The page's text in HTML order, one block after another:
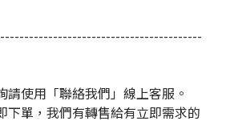
請使用「聯絡我們」線上客服。
下單，我們有轉售給有立即需求的